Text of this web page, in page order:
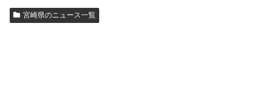
宮崎県のニュース一覧